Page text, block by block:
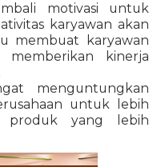
motivasi untuk
karyawan akan
membuat karyawan
kinerja
menguntungkan
untuk lebih
produk yang lebih